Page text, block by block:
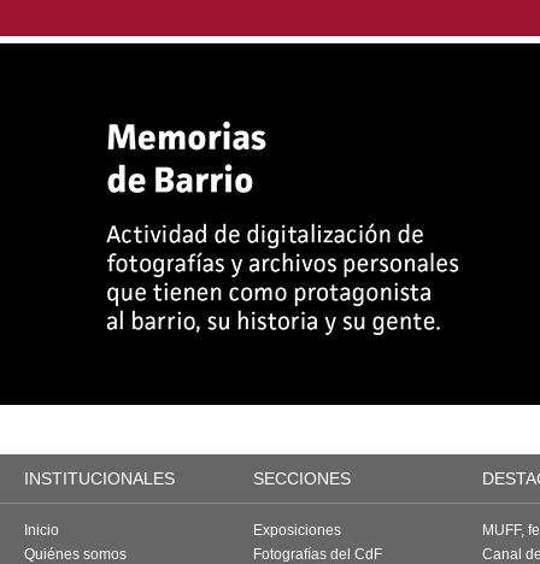
INSTITUCIONALES SECCIONES
Inicio
Quiénes somos
Exposiciones
Fotografías del CdF
MUFF,
Canal